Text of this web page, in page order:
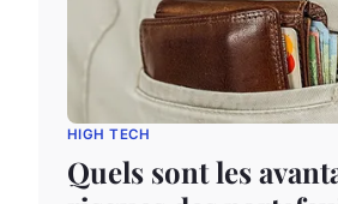
HIGH TECH
Quels sont les